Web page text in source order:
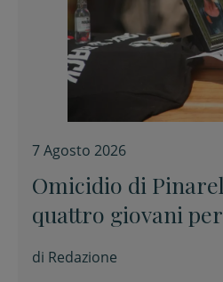
7 Agosto 2026
Omicidio di
quattro giovani
Nicola Musiani
di Redazione